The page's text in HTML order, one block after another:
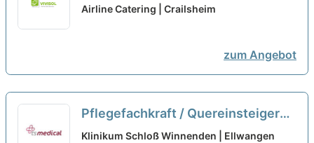
Zugverkehrssteuerer (w/m/d)
Airline Catering | Crailsheim
zum Angebot
Pflegefachkraft / Quereinsteiger
Psychiatrie (m/w/d) - inkl.
Klinikum Schloß Winnenden | Ellwangen